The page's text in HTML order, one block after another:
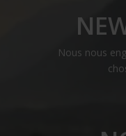
Nous nous